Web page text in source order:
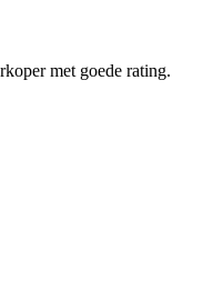
met goede rating.